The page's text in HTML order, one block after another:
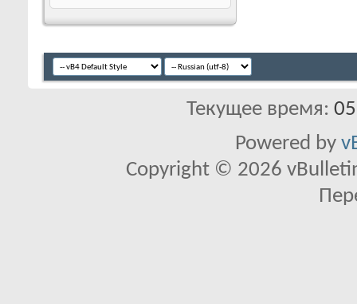
Текущее время:
Powered by
Copyright © 2026